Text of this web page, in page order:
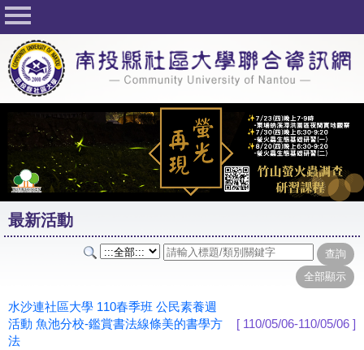
回首頁
關於社大
公佈欄
行事曆
最新活動
活動花絮
課程一覽表
志工與社團
友站連結
最新活動
水沙連社區大學 110春季班 公民素養週
活動 魚池分校-鑑賞書法線條美的書學方
法
[ 110/05/06-110/05/06 ]